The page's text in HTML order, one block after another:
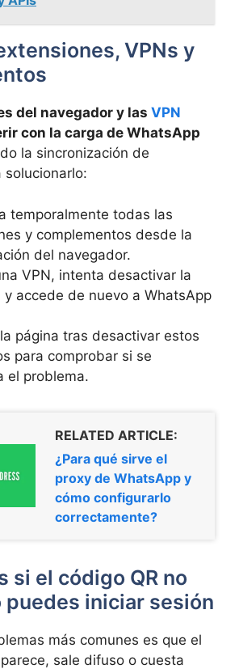
VPNs y
del navegador y las VPN
con la carga de WhatsApp
la sincronización de
solucionarlo:
temporalmente todas las
y complementos desde la
del navegador.
VPN, intenta desactivar la
y accede de nuevo a WhatsApp
página tras desactivar estos
para comprobar si se
el problema.
RELATED ARTICLE:
¿Para qué sirve el
proxy de WhatsApp y
cómo configurarlo
correctamente?
si el código QR no
puedes iniciar sesión
más comunes es que el
sale difuso o cuesta